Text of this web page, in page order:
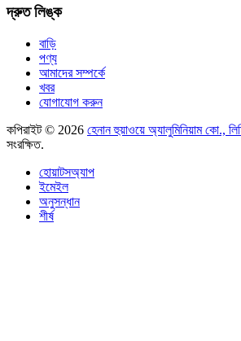
দ্রুত লিঙ্ক
বাড়ি
পণ্য
আমাদের সম্পর্কে
খবর
যোগাযোগ করুন
কপিরাইট © 2026 হেনান হুয়াওয়ে অ্যালুমিনিয়াম কো.,
সংরক্ষিত.
হোয়াটসঅ্যাপ
ইমেইল
অনুসন্ধান
শীর্ষ